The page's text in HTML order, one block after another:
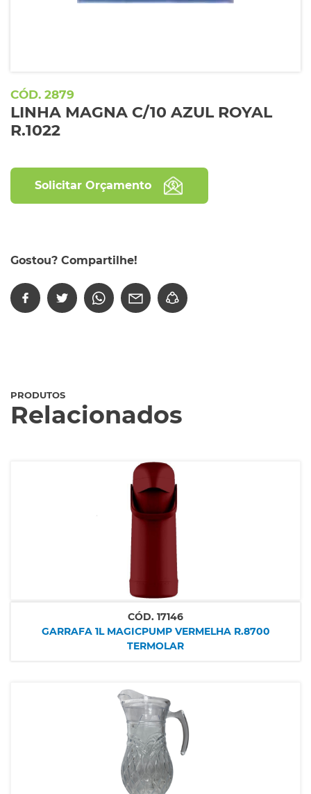
2879
LINHA MAGNA C/10 AZUL ROYAL
R.1022
Solicitar Orçamento
Gostou? Compartilhe!
PRODUTOS
Relacionados
CÓD. 17146
GARRAFA 1L MAGICPUMP VERMELHA R.8700
TERMOLAR